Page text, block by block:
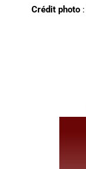
Crédit photo: